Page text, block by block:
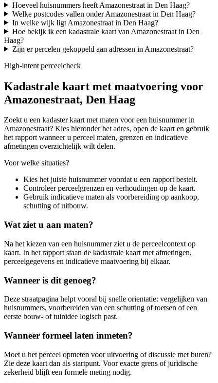
Hoeveel huisnummers heeft Amazonestraat in Den Haag?
Welke postcodes vallen onder Amazonestraat in Den Haag?
In welke wijk ligt Amazonestraat in Den Haag?
Hoe bekijk ik een kadastrale kaart van Amazonestraat in Den
Haag?
Zijn er percelen gekoppeld aan adressen in Amazonestraat?
High-intent perceelcheck
Kadastrale kaart met maatvoering voor
Amazonestraat, Den Haag
Zoekt u een kadaster kaart met maten voor een huisnummer in
Amazonestraat? Kies hieronder het adres, open de kaart en gebruik
het rapport wanneer u perceel maten, grenzen en indicatieve
afmetingen overzichtelijk wilt delen.
Voor welke situaties?
Kies het juiste huisnummer voordat u een rapport bestelt.
Controleer perceelgrenzen en verhoudingen op de kaart.
Gebruik indicatieve maten als voorbereiding op aankoop,
schutting of uitbouw.
Wat ziet u aan maten?
Na het kiezen van een huisnummer ziet u de perceelcontext op
kaart. In het rapport staan de kadastrale kaart met afmetingen,
perceelgegevens en indicatieve maatvoering bij elkaar.
Wanneer is dit genoeg?
Deze straatpagina helpt vooral bij snelle orientatie: vergelijken van
huisnummers, voorbereiden van een schutting of toetsen of een
eerste bouw- of tuinidee logisch past.
Wanneer formeel laten inmeten?
Moet u het perceel opmeten voor uitvoering of discussie met buren?
Zie deze kaart dan als startpunt. Voor exacte grens of juridische
zekerheid blijft een formele meting nodig.